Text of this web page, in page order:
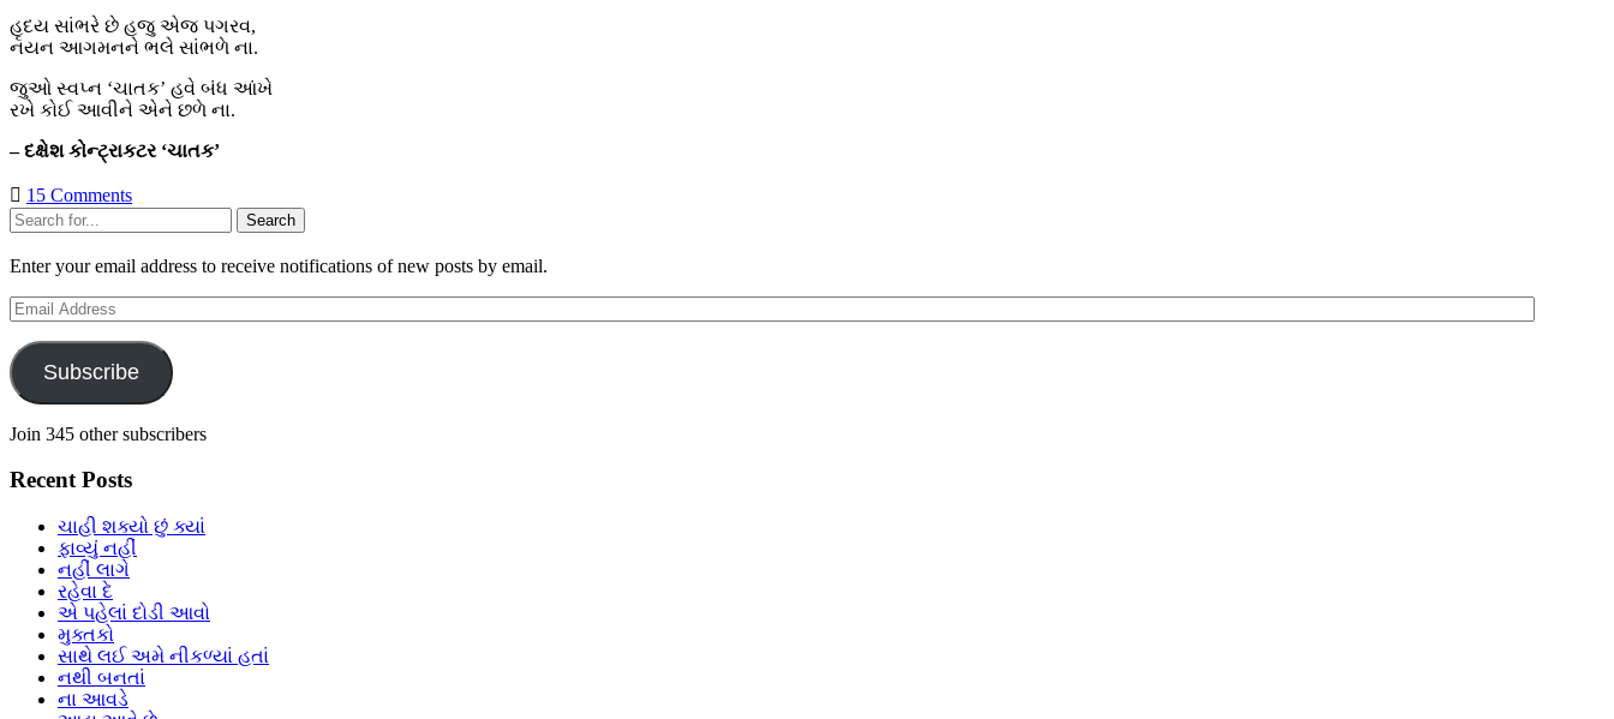
હૃદય સાંભરે છે હજુ એજ પગરવ,
નયન આગમનને ભલે સાંભળે ના.
જુઓ સ્વપ્ન ‘ચાતક’ હવે બંધ આંખે
રખે કોઈ આવીને એને છળે ના.
– દક્ષેશ કોન્ટ્રાકટર ‘ચાતક’
15 Comments
Sidebar
Search
Enter your email address to receive notifications of new posts by email.
Email
Address
Subscribe
Join 345 other subscribers
Recent Posts
ચાહી શક્યો છું ક્યાં
ફાવ્યું નહીં
નહીં લાગે
રહેવા દે
એ પહેલાં દોડી આવો
મુક્તકો
સાથે લઈ અમે નીકળ્યાં હતાં
નથી બનતાં
ના આવડે